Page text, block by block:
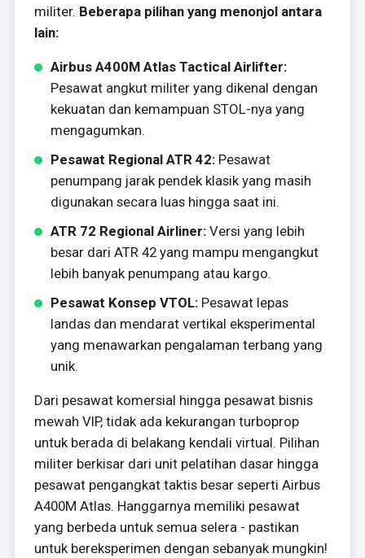
militer. Beberapa pilihan yang menonjol antara
lain:
Airbus A400M Atlas Tactical Airlifter:
Pesawat angkut militer yang dikenal dengan
kekuatan dan kemampuan STOL-nya yang
mengagumkan.
Pesawat Regional ATR 42:Pesawat
penumpang jarak pendek klasik yang masih
digunakan secara luas hingga saat ini.
ATR 72 Regional Airliner:Versi yang lebih
besar dari ATR 42 yang mampu mengangkut
lebih banyak penumpang atau kargo.
Pesawat Konsep VTOL:Pesawat lepas
landas dan mendarat vertikal eksperimental
yang menawarkan pengalaman terbang yang
unik.
Dari pesawat komersial hingga pesawat bisnis
mewah VIP, tidak ada kekurangan turboprop
untuk berada di belakang kendali virtual. Pilihan
militer berkisar dari unit pelatihan dasar hingga
pesawat pengangkat taktis besar seperti Airbus
A400M Atlas. Hanggarnya memiliki pesawat
yang berbeda untuk semua selera - pastikan
untuk bereksperimen dengan sebanyak mungkin!